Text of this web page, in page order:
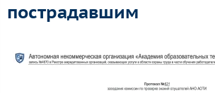
пострадавшим